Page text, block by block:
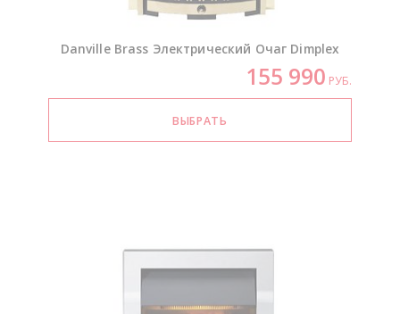
Danville Brass Электрический Очаг Dimplex
155 990 РУБ.